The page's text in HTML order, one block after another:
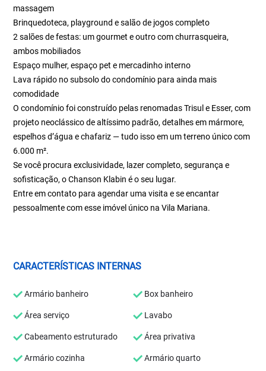
massagem
Brinquedoteca, playground e salão de jogos completo
2 salões de festas: um gourmet e outro com churrasqueira,
ambos mobiliados
Espaço mulher, espaço pet e mercadinho interno
Lava rápido no subsolo do condomínio para ainda mais
comodidade
O condomínio foi construído pelas renomadas Trisul e Esser, com
projeto neoclássico de altíssimo padrão, detalhes em mármore,
espelhos d’água e chafariz — tudo isso em um terreno único com
6.000 m².
Se você procura exclusividade, lazer completo, segurança e
sofisticação, o Chanson Klabin é o seu lugar.
Entre em contato para agendar uma visita e se encantar
pessoalmente com esse imóvel único na Vila Mariana.
CARACTERÍSTICAS INTERNAS
Armário banheiro Box banheiro
Área serviço Lavabo
Cabeamento estruturado Área privativa
Armário cozinha Armário quarto